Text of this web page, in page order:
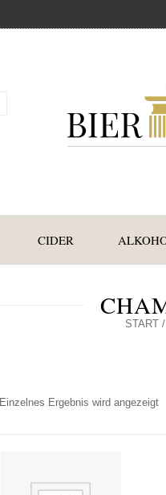
CIDER
START
Einzelnes Ergebnis wird angezeigt